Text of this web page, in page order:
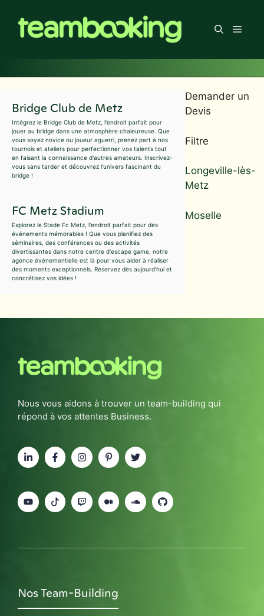
contenu
Menu
Bridge Club de Metz
Intégrez le Bridge Club de Metz, l'endroit parfait pour
jouer au bridge dans une atmosphère chaleureuse. Que
vous soyez novice ou joueur aguerri, prenez part à nos
tournois et ateliers pour perfectionner vos talents tout
en faisant la connaissance d'autres amateurs. Inscrivez-
vous sans tarder et découvrez l'univers fascinant du
bridge !
FC Metz Stadium
Explorez le Stade Fc Metz, l'endroit parfait pour des
événements mémorables ! Que vous planifiez des
séminaires, des conférences ou des activités
divertissantes dans notre centre d'escape game, notre
agence événementielle est là pour vous aider à réaliser
des moments exceptionnels. Réservez dès aujourd'hui et
concrétisez vos idées !
Demander un
Devis
Filtre
Longeville-lès-
Metz
Moselle
Nous vous aidons à trouver un team-building qui
répond à vos attentes Business.
Nos Team-Building